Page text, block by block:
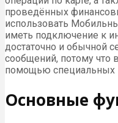
проведённых
использовать
иметь подключение к
достаточно и обычной
сообщений, потому что
помощью специальных
Основные